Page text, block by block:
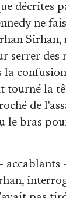
décrites
ne
Sirhan,
serrer des
tourné la
de
le bras
accablants